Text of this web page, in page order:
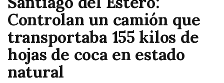
Nación
Controlan un camión que
transportaba 155 kilos de
hojas de coca en estado
natural